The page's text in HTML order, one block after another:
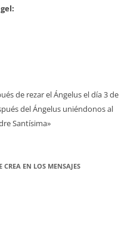
de rezar el Ángelus el día 3 de
del Ángelus uniéndonos al
Santísima»
EN LOS MENSAJES